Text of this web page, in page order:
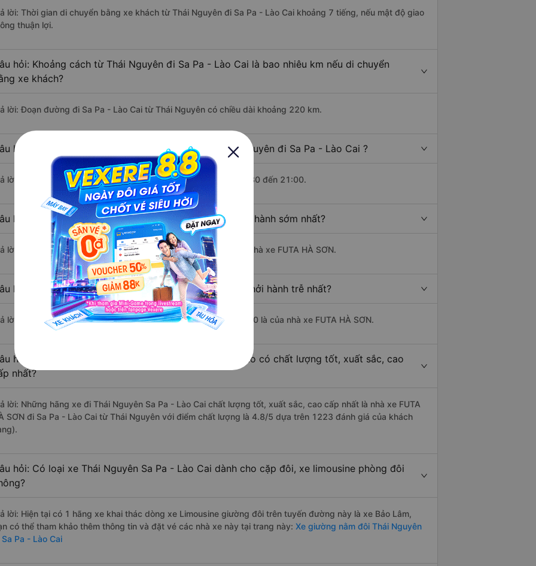
lời: Thời gian di chuyển bằng xe khách từ Thái Nguyên đi Sa Pa - Lào Cai khoảng 7 tiếng, nếu mật độ giao
thuận lợi.
hỏi: Khoảng cách từ Thái Nguyên đi Sa Pa - Lào Cai là bao nhiêu km nếu di chuyển
xe khách?
lời: Đoạn đường đi Sa Pa - Lào Cai từ Thái Nguyên có chiều dài khoảng 220 km.
hỏi: Mỗi ngày có bao nhiêu chuyến xe khách Thái Nguyên đi Sa Pa - Lào Cai ?
lời: Trung bình mỗi ngày có khoảng 4 chuyến xe bắt đầu từ 6:30 đến 21:00.
hỏi: Nhà xe đi Thái Nguyên Sa Pa - Lào Cai nào khởi hành sớm nhất?
lời: Chuyến xe có giờ xuất phát sớm nhất vào lúc 6:30 là của nhà xe FUTA HÀ SƠN.
hỏi: Nhà xe đi Sa Pa - Lào Cai từ Thái Nguyên nào khởi hành trễ nhất?
lời: Chuyến xe có giờ xuất phát trễ (muộn) nhất là vào lúc 21:00 là của nhà xe FUTA HÀ SƠN.
hỏi: Review xe đi Sa Pa - Lào Cai từ Thái Nguyên nào có chất lượng tốt, xuất sắc, cao
nhất?
lời: Những hãng xe đi Thái Nguyên Sa Pa - Lào Cai chất lượng tốt, xuất sắc, cao cấp nhất là nhà xe FUTA
SƠN đi Sa Pa - Lào Cai từ Thái Nguyên với điểm chất lượng là 4.8/5 dựa trên 1223 đánh giá của khách
hỏi: Có loại xe Thái Nguyên Sa Pa - Lào Cai dành cho cặp đôi, xe limousine phòng đôi
lời: Hiện tại có 1 hãng xe khai thác dòng xe Limousine giường đôi trên tuyến đường này là xe Bảo Lâm,
có thể tham khảo thêm thông tin và đặt vé các nhà xe này tại trang này: Xe giường nằm đôi Thái Nguyên
Pa - Lào Cai